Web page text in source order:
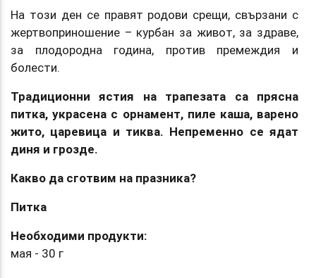
На този ден се правят родови срещи, свързани с
жертвоприношение – курбан за живот, за здраве,
за плодородна година, против премеждия и
болести.
Традиционни ястия на трапезата са прясна
питка, украсена с орнамент, пиле каша, варено
жито, царевица и тиква. Непременно се ядат
диня и грозде.
Какво да сготвим на празника?
Питка
Необходими продукти:
мая - 30 г